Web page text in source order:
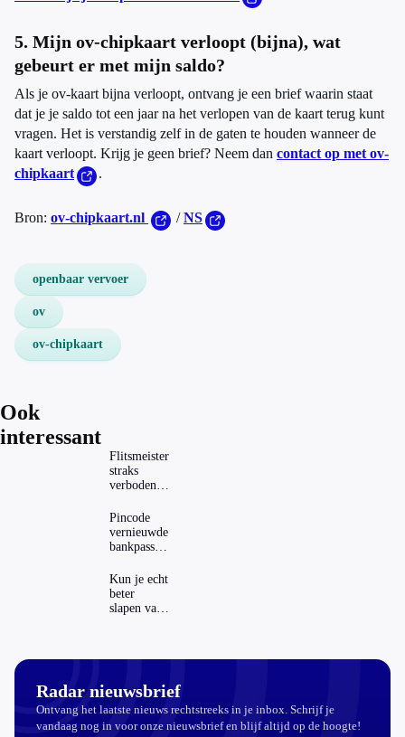
5. Mijn ov-chipkaart verloopt (bijna), wat
gebeurt er met mijn saldo?
Als je ov-kaart bijna verloopt, ontvang je een brief waarin staat
dat je je saldo tot een jaar na het verlopen van de kaart terug kunt
vragen. Het is verstandig zelf in de gaten te houden wanneer de
kaart verloopt. Krijg je geen brief? Neem dan contact op met ov-
chipkaart
.
Bron: ov-chipkaart.nl /NS
openbaar vervoer
ov
ov-chipkaart
Ook
interessant
Flitsmeister
straks
verboden?
regels in
Nederland
en het
buitenland
Pincode
vernieuwde
bankpassen
ING-app:
is dat wel
veilig?
Kun je echt
beter
slapen van
Radar nieuwsbrief
Ontvang het laatste nieuws rechtstreeks in je inbox. Schrijf je
vandaag nog in voor onze nieuwsbrief en blijf altijd op de hoogte!